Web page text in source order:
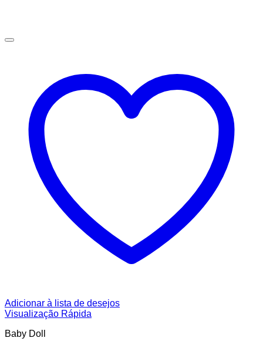
Adicionar à lista de desejos
Visualização Rápida
Baby Doll